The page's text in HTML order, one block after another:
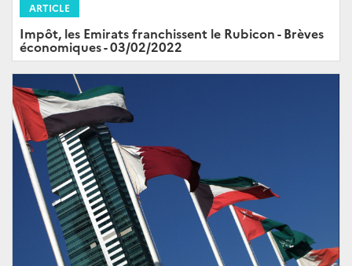
ARTICLE
Impôt, les Emirats franchissent le Rubicon - Brèves
économiques - 03/02/2022